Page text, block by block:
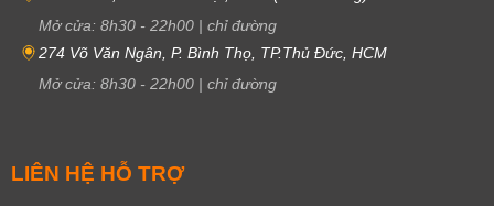
tượng tăng trưởng45%.
Năm 2011: Hãng sở hữu 2700 điểm bán, được đặt tại hơn 100 quốc
gia trên toàn thế giới. Sản lượng đồng hồ bán ra đạt
Năm 2016: Thương hiệu
Mở cửa: 8h30 - 22h00 | chỉ đường
274 Võ Văn Ngân, P. Bình Thọ, TP.Thủ Đức, HCM
Mở cửa: 8h30 - 22h00 | chỉ đường
LIÊN HỆ HỖ TRỢ